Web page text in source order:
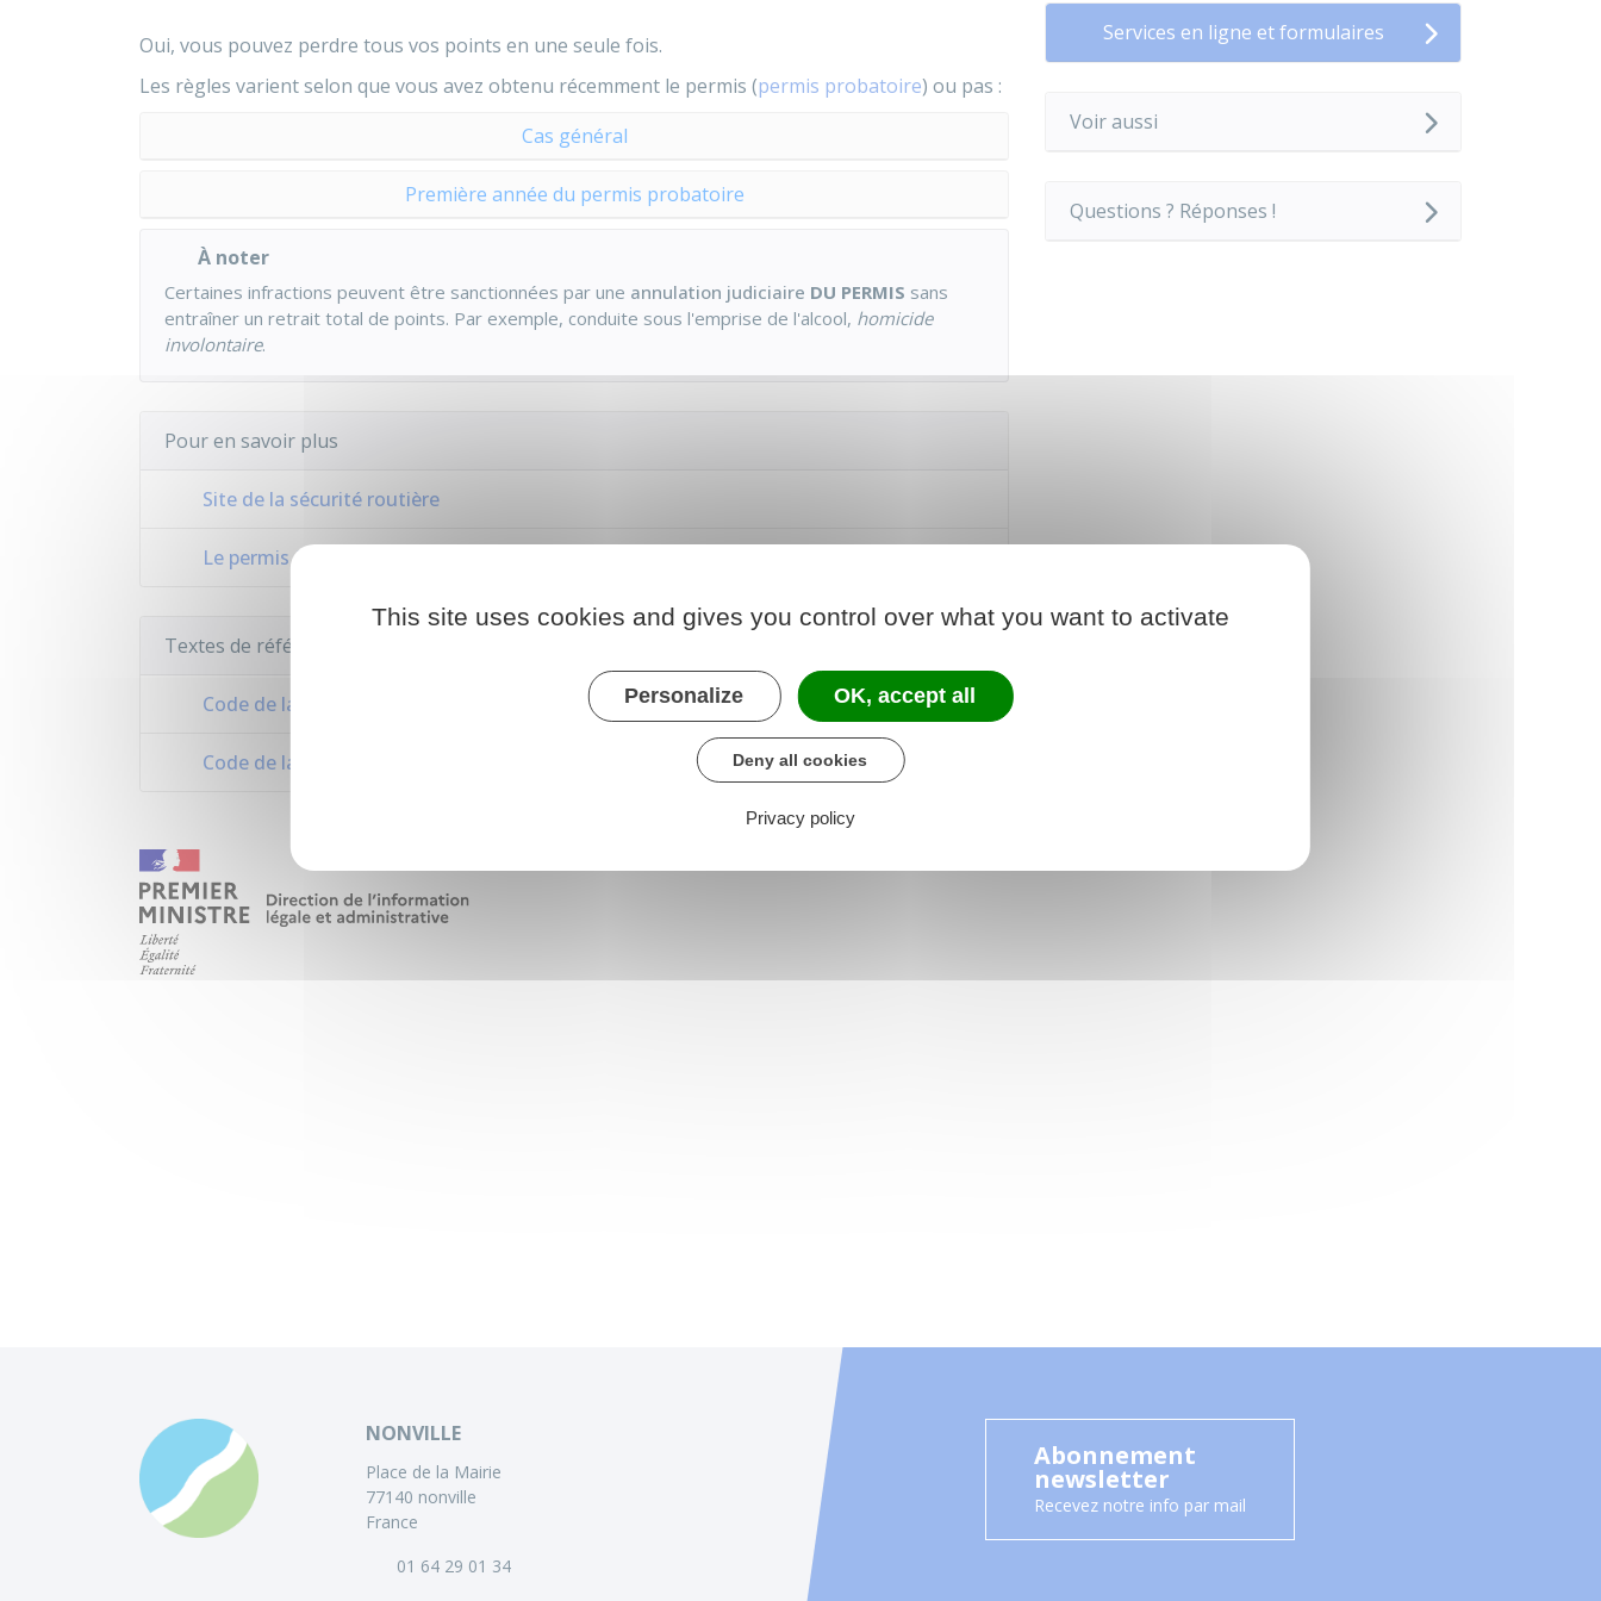
Oui, vous pouvez perdre tous vos points en une seule fois.
Les règles varient selon que vous avez obtenu récemment le permis (permis probatoire) ou pas :
Cas général
Première année du permis probatoire
À noter
Certaines infractions peuvent être sanctionnées par une annulation judiciaire DU PERMIS sans
entraîner un retrait total de points. Par exemple, conduite sous l'emprise de l'alcool, homicide
involontaire.
Pour en savoir plus
Site de la sécurité routière
Le permis à points
Textes de référence
Code de la route : articles L223-1 à L223-9
Code de la route : articles R223-1 à R223-4-1
Services en ligne et formulaires
Voir aussi
Questions ? Réponses !
NONVILLE
Place de la Mairie
77140 nonville
France
01 64 29 01 34
Abonnement
newsletter
Recevez notre info par mail
This site uses cookies and gives you control over what you want to activate
Personalize OK, accept all
Deny all cookies
Privacy policy